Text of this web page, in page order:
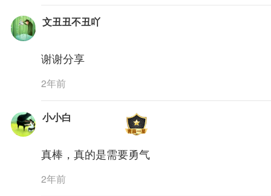
文丑丑不丑吖
谢谢分享
2年前
小小白
真棒，真的是需要勇气
2年前